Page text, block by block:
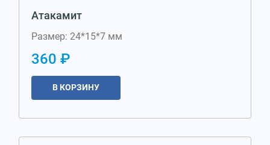
Атакамит
Размер: 24*15*7 мм
360 ₽
В КОРЗИНУ